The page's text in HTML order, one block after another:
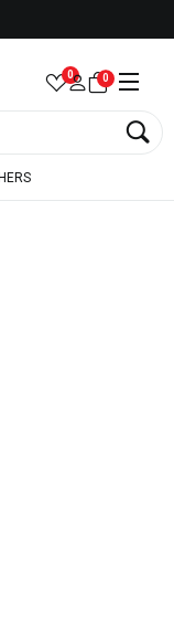
0 0